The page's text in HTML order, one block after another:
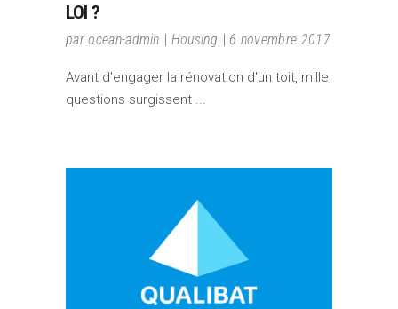
LOI ?
parocean-admin Housing 6 novembre 2017
Avant d'engager la rénovation d'un toit, mille
questions surgissent